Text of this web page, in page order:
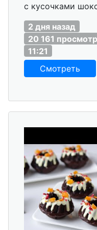
с кусочками
2 дня назад
20 161
11:21
Смотреть